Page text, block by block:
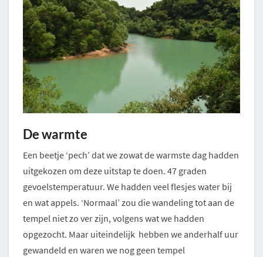
De warmte
Een beetje ‘pech’ dat we zowat de warmste dag hadden
uitgekozen om deze uitstap te doen. 47 graden
gevoelstemperatuur. We hadden veel flesjes water bij
en wat appels. ‘Normaal’ zou die wandeling tot aan de
tempel niet zo ver zijn, volgens wat we hadden
opgezocht. Maar uiteindelijk hebben we anderhalf uur
gewandeld en waren we nog geen tempel